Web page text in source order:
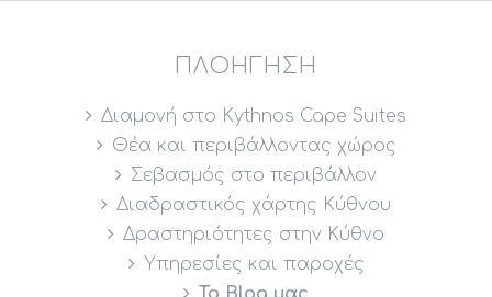
ΠΛΟΉΓΗΣΗ
Διαμονή στο Kythnos Cape Suites
Θέα και περιβάλλοντας χώρος
Σεβασμός στο περιβάλλον
Διαδραστικός χάρτης Κύθνου
Δραστηριότητες στην Κύθνο
Υπηρεσίες και παροχές